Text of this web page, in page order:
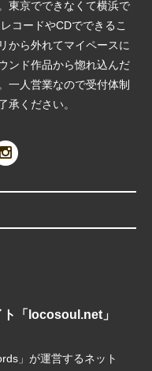
東京でできなくて横浜で
コードやCDでできるこ
から外れてマイペースに
ンド作品から惚れ込んだ
一人営業なので受付体制
承ください。
「locosoul.net」
」が運営するネット